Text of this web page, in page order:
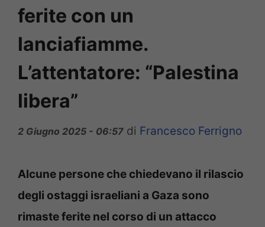
ferite con un
lanciafiamme.
L’attentatore: “Palestina
libera”
2 Giugno 2025 - 06:57 di Francesco Ferrigno
Alcune persone che chiedevano il rilascio
degli ostaggi israeliani a Gaza sono
rimaste ferite nel corso di un attacco